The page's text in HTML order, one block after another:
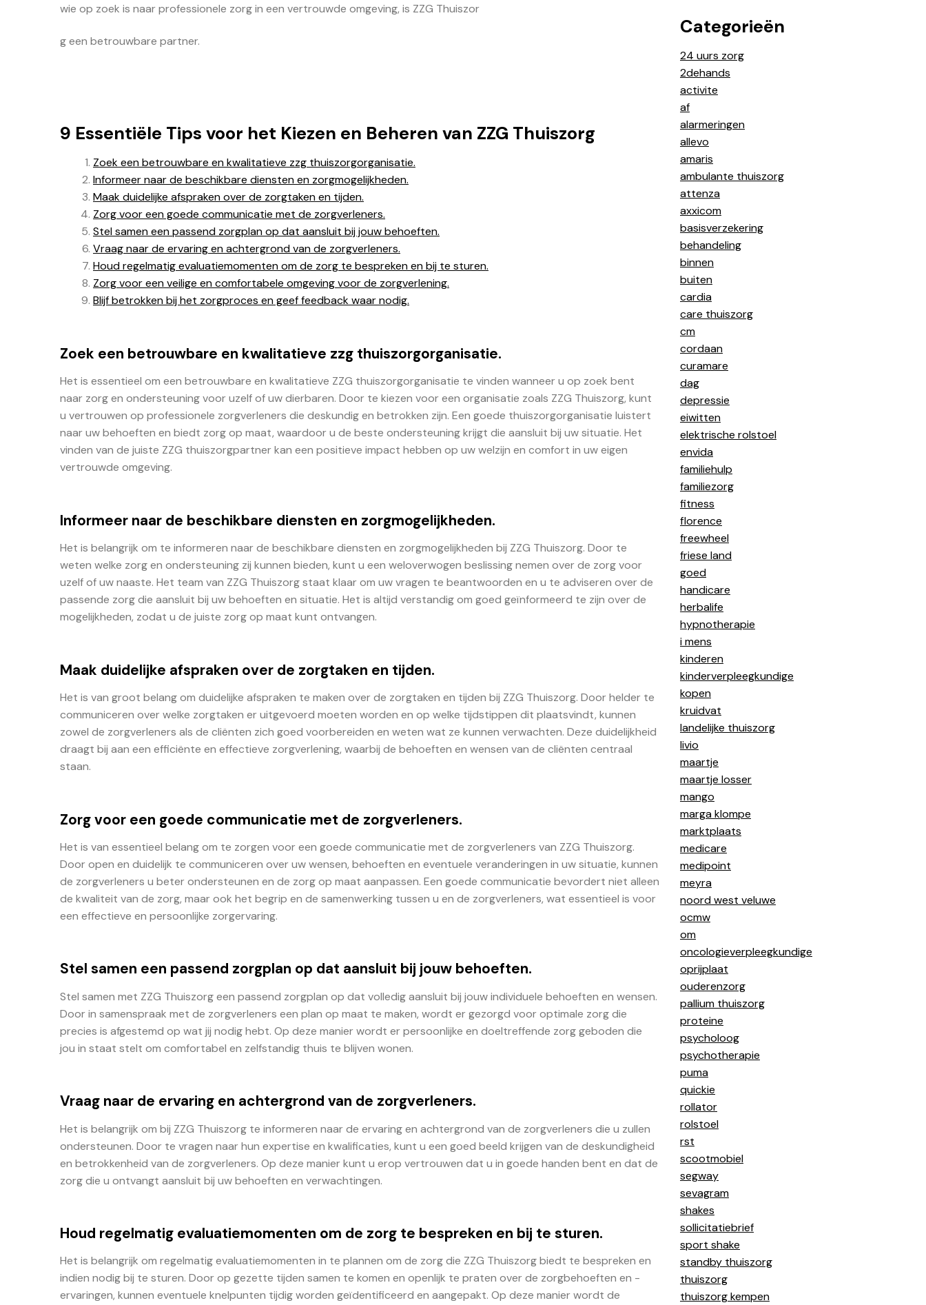
wie op zoek is naar professionele zorg in een vertrouwde omgeving, is ZZG Thuiszor
g een betrouwbare partner.
9 Essentiële Tips voor het Kiezen en Beheren van ZZG Thuiszorg
Zoek een betrouwbare en kwalitatieve zzg thuiszorgorganisatie.
Informeer naar de beschikbare diensten en zorgmogelijkheden.
Maak duidelijke afspraken over de zorgtaken en tijden.
Zorg voor een goede communicatie met de zorgverleners.
Stel samen een passend zorgplan op dat aansluit bij jouw behoeften.
Vraag naar de ervaring en achtergrond van de zorgverleners.
Houd regelmatig evaluatiemomenten om de zorg te bespreken en bij te sturen.
Zorg voor een veilige en comfortabele omgeving voor de zorgverlening.
Blijf betrokken bij het zorgproces en geef feedback waar nodig.
Zoek een betrouwbare en kwalitatieve zzg thuiszorgorganisatie.
Het is essentieel om een betrouwbare en kwalitatieve ZZG thuiszorgorganisatie te vinden wanneer u op zoek bent
naar zorg en ondersteuning voor uzelf of uw dierbaren. Door te kiezen voor een organisatie zoals ZZG Thuiszorg, kunt
u vertrouwen op professionele zorgverleners die deskundig en betrokken zijn. Een goede thuiszorgorganisatie luistert
naar uw behoeften en biedt zorg op maat, waardoor u de beste ondersteuning krijgt die aansluit bij uw situatie. Het
vinden van de juiste ZZG thuiszorgpartner kan een positieve impact hebben op uw welzijn en comfort in uw eigen
vertrouwde omgeving.
Informeer naar de beschikbare diensten en zorgmogelijkheden.
Het is belangrijk om te informeren naar de beschikbare diensten en zorgmogelijkheden bij ZZG Thuiszorg. Door te
weten welke zorg en ondersteuning zij kunnen bieden, kunt u een weloverwogen beslissing nemen over de zorg voor
uzelf of uw naaste. Het team van ZZG Thuiszorg staat klaar om uw vragen te beantwoorden en u te adviseren over de
passende zorg die aansluit bij uw behoeften en situatie. Het is altijd verstandig om goed geïnformeerd te zijn over de
mogelijkheden, zodat u de juiste zorg op maat kunt ontvangen.
Maak duidelijke afspraken over de zorgtaken en tijden.
Het is van groot belang om duidelijke afspraken te maken over de zorgtaken en tijden bij ZZG Thuiszorg. Door helder te
communiceren over welke zorgtaken er uitgevoerd moeten worden en op welke tijdstippen dit plaatsvindt, kunnen
zowel de zorgverleners als de cliënten zich goed voorbereiden en weten wat ze kunnen verwachten. Deze duidelijkheid
draagt bij aan een efficiënte en effectieve zorgverlening, waarbij de behoeften en wensen van de cliënten centraal
staan.
Zorg voor een goede communicatie met de zorgverleners.
Het is van essentieel belang om te zorgen voor een goede communicatie met de zorgverleners van ZZG Thuiszorg.
Door open en duidelijk te communiceren over uw wensen, behoeften en eventuele veranderingen in uw situatie, kunnen
de zorgverleners u beter ondersteunen en de zorg op maat aanpassen. Een goede communicatie bevordert niet alleen
de kwaliteit van de zorg, maar ook het begrip en de samenwerking tussen u en de zorgverleners, wat essentieel is voor
een effectieve en persoonlijke zorgervaring.
Stel samen een passend zorgplan op dat aansluit bij jouw behoeften.
Stel samen met ZZG Thuiszorg een passend zorgplan op dat volledig aansluit bij jouw individuele behoeften en wensen.
Door in samenspraak met de zorgverleners een plan op maat te maken, wordt er gezorgd voor optimale zorg die
precies is afgestemd op wat jij nodig hebt. Op deze manier wordt er persoonlijke en doeltreffende zorg geboden die
jou in staat stelt om comfortabel en zelfstandig thuis te blijven wonen.
Vraag naar de ervaring en achtergrond van de zorgverleners.
Het is belangrijk om bij ZZG Thuiszorg te informeren naar de ervaring en achtergrond van de zorgverleners die u zullen
ondersteunen. Door te vragen naar hun expertise en kwalificaties, kunt u een goed beeld krijgen van de deskundigheid
en betrokkenheid van de zorgverleners. Op deze manier kunt u erop vertrouwen dat u in goede handen bent en dat de
zorg die u ontvangt aansluit bij uw behoeften en verwachtingen.
Houd regelmatig evaluatiemomenten om de zorg te bespreken en bij te sturen.
Het is belangrijk om regelmatig evaluatiemomenten in te plannen om de zorg die ZZG Thuiszorg biedt te bespreken en
indien nodig bij te sturen. Door op gezette tijden samen te komen en openlijk te praten over de zorgbehoeften en -
ervaringen, kunnen eventuele knelpunten tijdig worden geïdentificeerd en aangepakt. Op deze manier wordt de
Categorieën
24 uurs zorg
2dehands
activite
af
alarmeringen
allevo
amaris
ambulante thuiszorg
attenza
axxicom
basisverzekering
behandeling
binnen
buiten
cardia
care thuiszorg
cm
cordaan
curamare
dag
depressie
eiwitten
elektrische rolstoel
envida
familiehulp
familiezorg
fitness
florence
freewheel
friese land
goed
handicare
herbalife
hypnotherapie
i mens
kinderen
kinderverpleegkundige
kopen
kruidvat
landelijke thuiszorg
livio
maartje
maartje losser
mango
marga klompe
marktplaats
medicare
medipoint
meyra
noord west veluwe
ocmw
om
oncologieverpleegkundige
oprijplaat
ouderenzorg
pallium thuiszorg
proteine
psycholoog
psychotherapie
puma
quickie
rollator
rolstoel
rst
scootmobiel
segway
sevagram
shakes
sollicitatiebrief
sport shake
standby thuiszorg
thuiszorg
thuiszorg kempen